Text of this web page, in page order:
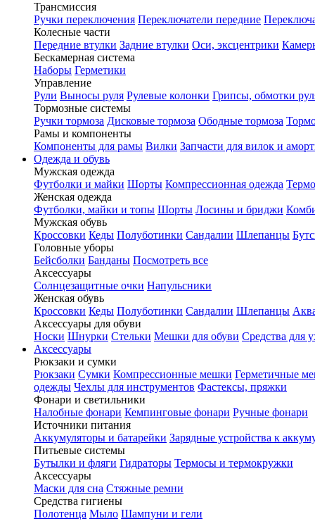
Трансмиссия
Ручки переключения Переключатели передние
Колесные части
Передние втулки Задние втулки Оси, эксцентрики
Бескамерная система
Наборы Герметики
Управление
Рули Выносы руля Рулевые колонки Грипсы, обмотки
Тормозные системы
Ручки тормоза Дисковые тормоза Ободные тормоза
Рамы и компоненты
Компоненты для рамы Вилки Запчасти для вилок и
Одежда и обувь
Мужская одежда
Футболки и майки Шорты Компрессионная одежда
Женская одежда
Футболки, майки и топы Шорты Лосины и бриджи
Мужская обувь
Кроссовки Кеды Полуботинки Сандалии Шлепанцы
Головные уборы
Бейсболки Банданы Посмотреть все
Аксессуары
Солнцезащитные очки Напульсники
Женская обувь
Кроссовки Кеды Полуботинки Сандалии Шлепанцы
Аксессуары для обуви
Носки Шнурки Стельки Мешки для обуви Средства для
Аксессуары
Рюкзаки и сумки
Рюкзаки Сумки Компрессионные мешки Герметичные
одежды Чехлы для инструментов Фастексы, пряжки
Фонари и светильники
Налобные фонари Кемпинговые фонари Ручные фонари
Источники питания
Аккумуляторы и батарейки Зарядные устройства к
Питьевые системы
Бутылки и фляги Гидраторы Термосы и термокружки
Аксессуары
Маски для сна Стяжные ремни
Средства гигиены
Полотенца Мыло Шампуни и гели